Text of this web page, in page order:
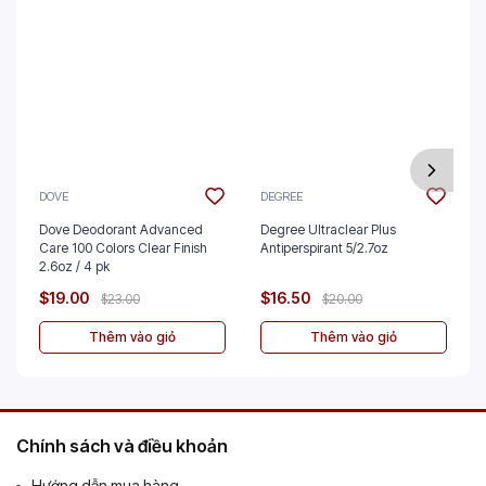
DOVE
Dove Deodorant Advanced
Care 100 Colors Clear Finish
2.6oz / 4 pk
$19.00 $23.00
Thêm vào giỏ
DEGREE
Degree Ultraclear Plus
Antiperspirant 5/2.7oz
$16.50 $20.00
Thêm vào giỏ
Chính sách và điều khoản